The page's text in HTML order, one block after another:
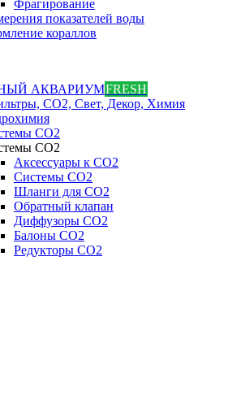
Фрагирование
показателей воды
кораллов
АКВАРИУМFRESH
СО2, Свет, Декор, Химия
СО2
СО2
Аксессуары к СО2
Системы СО2
Шланги для CO2
Обратный клапан
Диффузоры СO2
Балоны CO2
Редукторы CO2